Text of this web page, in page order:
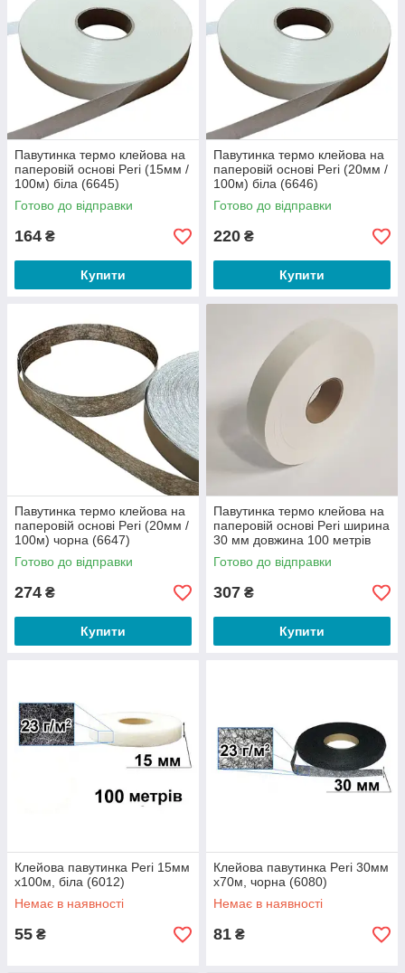
Павутинка термо клейова на
паперовій основі Peri (15мм /
100м) біла (6645)
Готово до відправки
164 ₴
Купити
Павутинка термо клейова на
паперовій основі Peri (20мм /
100м) біла (6646)
Готово до відправки
220 ₴
Купити
Павутинка термо клейова на
паперовій основі Peri (20мм /
100м) чорна (6647)
Готово до відправки
274 ₴
Купити
Павутинка термо клейова на
паперовій основі Peri ширина
30 мм довжина 100 метрів
біла (7099)
Готово до відправки
307 ₴
Купити
Клейова павутинка Peri 15мм
х100м, біла (6012)
Немає в наявності
55 ₴
Клейова павутинка Peri 30мм
х70м, чорна (6080)
Немає в наявності
81 ₴